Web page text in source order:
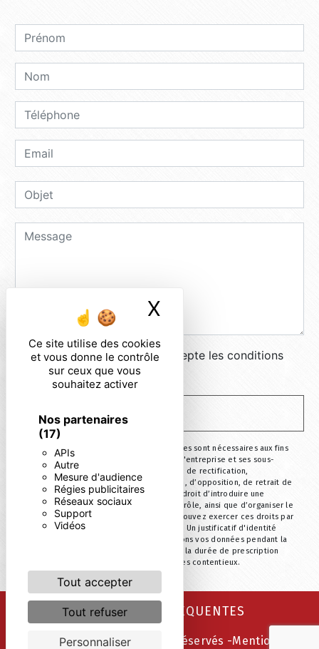
Ce site utilise des cookies
et vous donne le contrôle
sur ceux que vous
souhaitez activer
Nos partenaires
(17)
APIs
Autre
Mesure d'audience
Régies publicitaires
Réseaux sociaux
Support
Vidéos
Tout accepter
Tout refuser
Personnaliser
X
En cochant cette case, j'accepte les conditions
particulières ci-dessous **
** Les données personnelles communiquées sont nécessaires aux fins
de vous contacter. Elles sont destinées à l'entreprise et ses sous-
traitants. Vous disposez de droits d’accès, de rectification,
d’effacement, de portabilité, de limitation, d’opposition, de retrait de
votre consentement à tout moment et du droit d’introduire une
réclamation auprès d’une autorité de contrôle, ainsi que d’organiser le
sort de vos données post-mortem. Vous pouvez exercer ces droits par
voie postale ou par courrier électronique. Un justificatif d'identité
pourra vous être demandé. Nous conservons vos données pendant la
période de prise de contact puis pendant la durée de prescription
légale aux fins probatoire et de gestion des contentieux.
RECHERCHES FRÉQUENTES
Vistalid- 2026 - Tous droits réservés -Mentions